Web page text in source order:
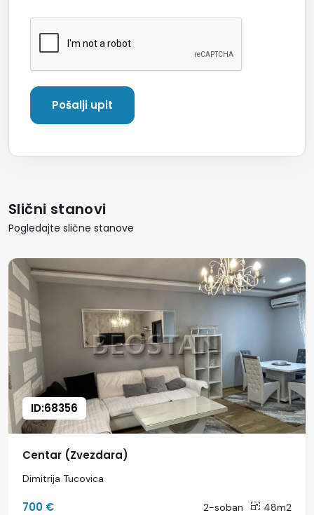
Slični stanovi
Pogledajte slične stanove
ID:68356
Centar (Zvezdara)
Dimitrija Tucovica
700 € 2-soban 48m2